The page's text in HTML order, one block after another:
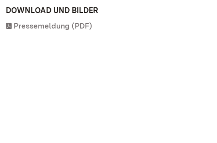
DOWNLOAD UND BILDER
Pressemeldung (PDF)